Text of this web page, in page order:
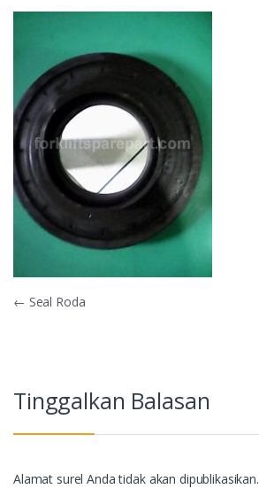
Navigasi
← Seal Roda
Tinggalkan Balasan
Alamat surel Anda tidak akan dipublikasikan.